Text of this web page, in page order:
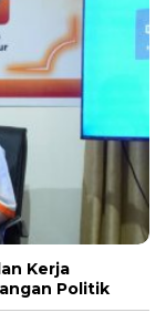
Kerja
Politik